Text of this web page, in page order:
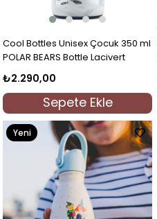
Cool Bottles Unisex Çocuk 350 ml
POLAR BEARS Bottle Lacivert
₺2.290,00
Sepete Ekle
Yeni